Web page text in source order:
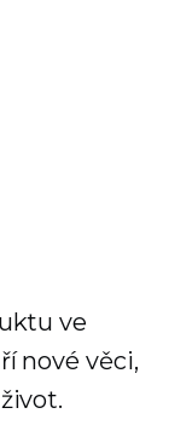
ve
nové věci,